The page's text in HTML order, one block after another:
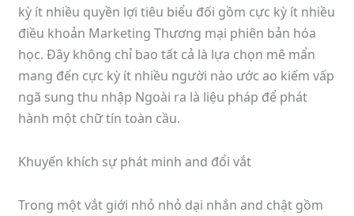
kỳ ít nhiều quyền lợi tiêu biểu đối gồm cực kỳ ít nhiều
điều khoản Marketing Thương mại phiên bản hóa
học. Đây không chỉ bao tất cả là lựa chọn mê mẩn
mang đến cực kỳ ít nhiều người nào ước ao kiếm vấp
ngã sung thu nhập Ngoài ra là liệu pháp để phát
hành một chữ tín toàn cầu.
Khuyến khích sự phát minh and đổi vắt
Trong một vắt giới nhỏ nhỏ dại nhắn and chật gồm